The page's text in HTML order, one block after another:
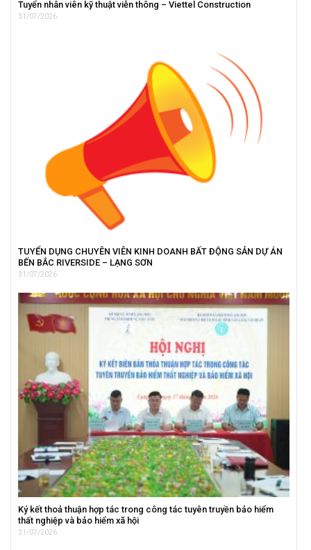
Tuyển nhân viên kỹ thuật viễn thông – Viettel Construction
31/07/2026
TUYỂN DỤNG CHUYÊN VIÊN KINH DOANH BẤT ĐỘNG SẢN DỰ ÁN
BẾN BẮC RIVERSIDE – LẠNG SƠN
31/07/2026
Ký kết thoả thuận hợp tác trong công tác tuyên truyền bảo hiểm
thất nghiệp và bảo hiểm xã hội
31/07/2026